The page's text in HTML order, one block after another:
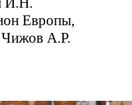
Европы,
Чижов А.Р.